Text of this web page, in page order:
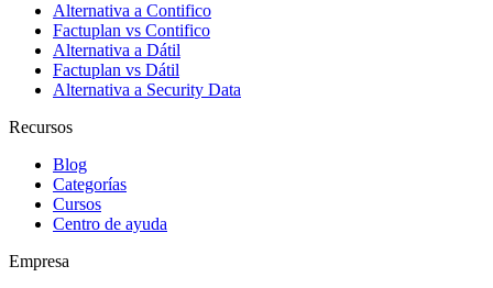
Alternativa a Contifico
Factuplan vs Contifico
Alternativa a Dátil
Factuplan vs Dátil
Alternativa a Security Data
Recursos
Blog
Categorías
Cursos
Centro de ayuda
Empresa